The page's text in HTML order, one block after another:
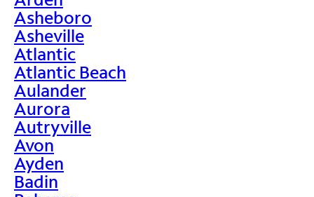
Asheboro
Asheville
Atlantic
Atlantic Beach
Aulander
Aurora
Autryville
Avon
Ayden
Badin